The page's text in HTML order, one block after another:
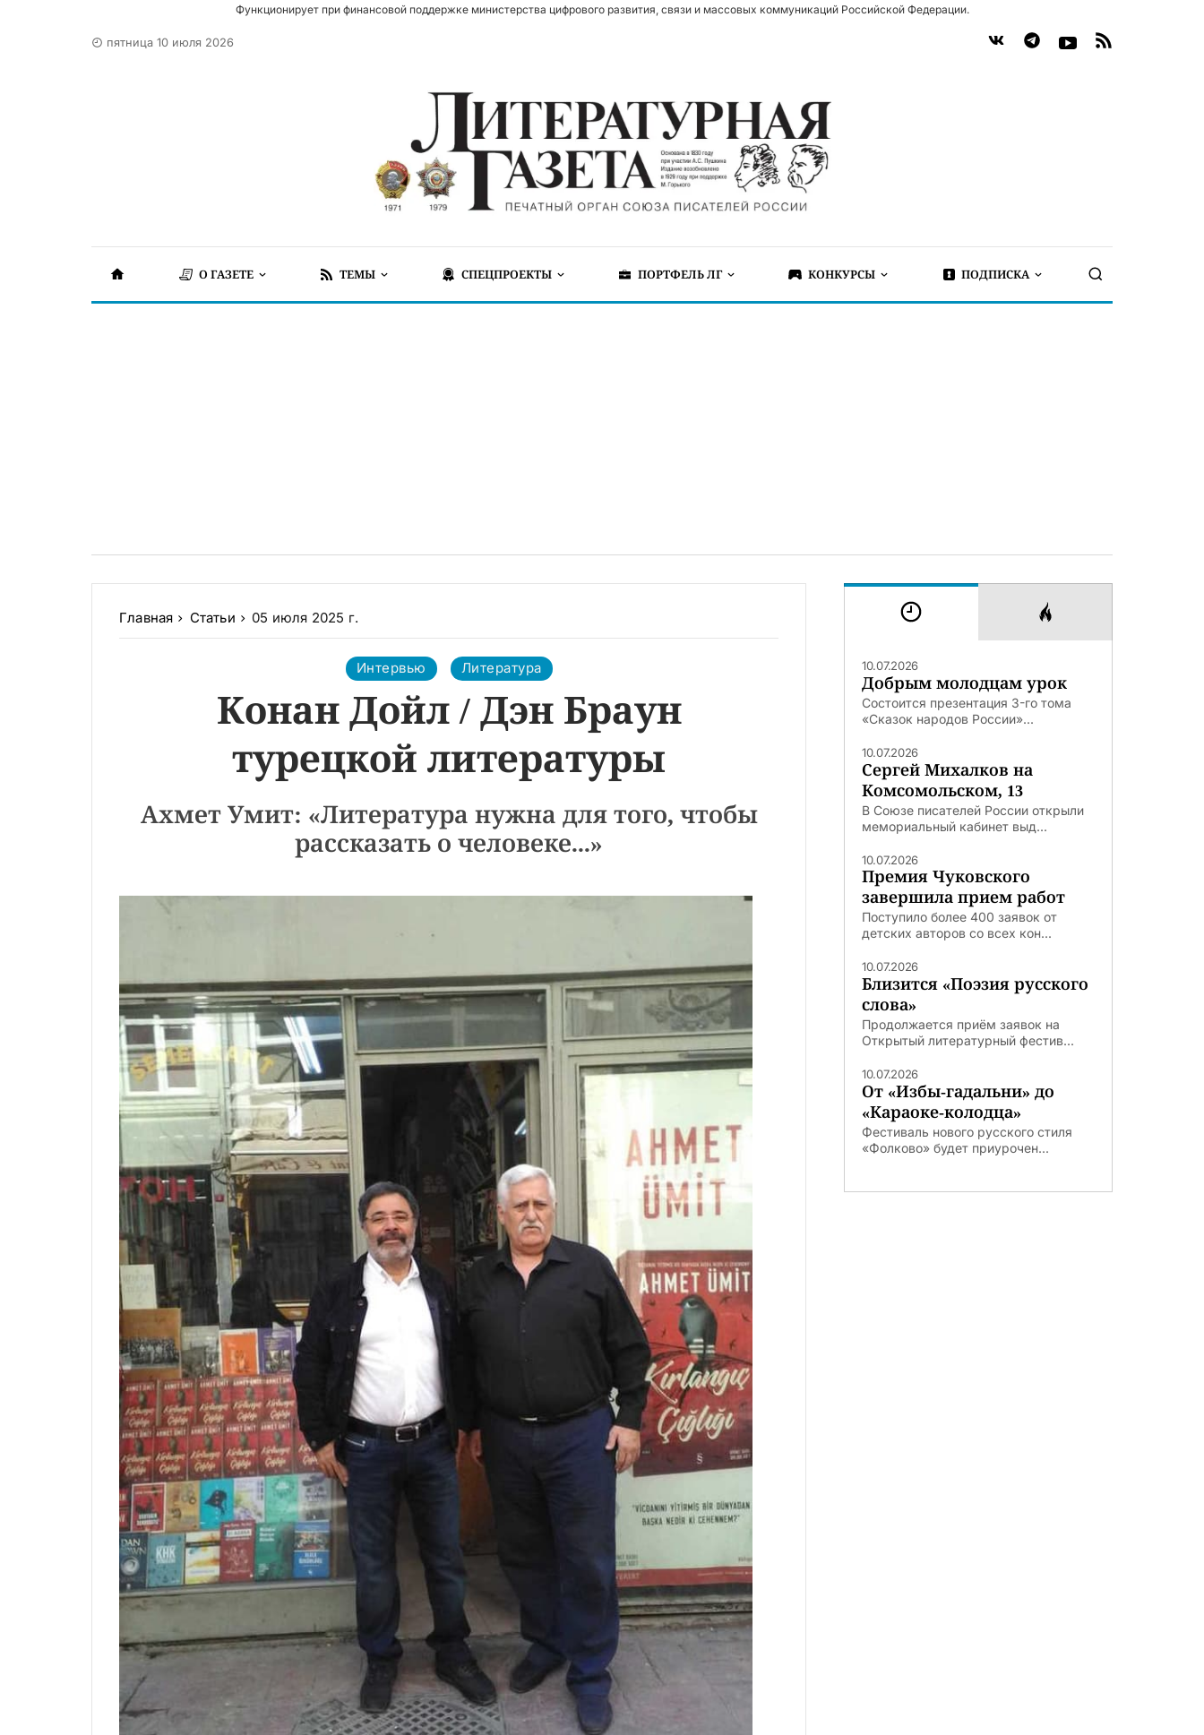
Функционирует при финансовой поддержке министерства цифрового развития, связи и массовых коммуникаций Российской Федерации.
пятница 10 июля 2026
О ГАЗЕТЕ ТЕМЫ СПЕЦПРОЕКТЫ ПОРТФЕЛЬ ЛГ КОНКУРСЫ ПОДПИСКА
Главная Статьи 05 июля 2025 г.
Интервью Литература
Конан Дойл / Дэн Браун
турецкой литературы
Ахмет Умит: «Литература нужна для того, чтобы
рассказать о человеке...»
10.07.2026
Добрым молодцам урок
Состоится презентация 3-го тома
«Сказок народов России»...
10.07.2026
Сергей Михалков на
Комсомольском, 13
В Союзе писателей России открыли
мемориальный кабинет выд...
10.07.2026
Премия Чуковского
завершила прием работ
Поступило более 400 заявок от
детских авторов со всех кон...
10.07.2026
Близится «Поэзия русского
слова»
Продолжается приём заявок на
Открытый литературный фестив...
10.07.2026
От «Избы-гадальни» до
«Караоке-колодца»
Фестиваль нового русского стиля
«Фолково» будет приурочен...